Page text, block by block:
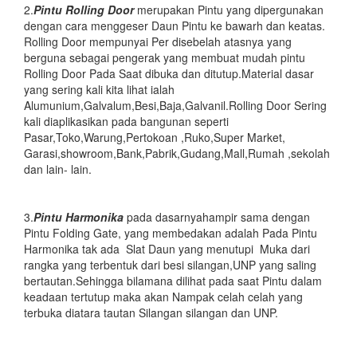
2.Pintu Rolling Doormerupakan Pintu yang dipergunakan
dengan cara menggeser Daun Pintu ke bawarh dan keatas.
Rolling Door mempunyai Per disebelah atasnya yang
berguna sebagai pengerak yang membuat mudah pintu
Rolling Door Pada Saat dibuka dan ditutup.Material dasar
yang sering kali kita lihat ialah
Alumunium,Galvalum,Besi,Baja,Galvanil.Rolling Door Sering
kali diaplikasikan pada bangunan seperti
Pasar,Toko,Warung,Pertokoan ,Ruko,Super Market,
Garasi,showroom,Bank,Pabrik,Gudang,Mall,Rumah ,sekolah
dan lain- lain.
3.Pintu Harmonika pada dasarnyahampir sama dengan
Pintu Folding Gate, yang membedakan adalah Pada Pintu
Harmonika tak ada Slat Daun yang menutupi Muka dari
rangka yang terbentuk dari besi silangan,UNP yang saling
bertautan.Sehingga bilamana dilihat pada saat Pintu dalam
keadaan tertutup maka akan Nampak celah celah yang
terbuka diatara tautan Silangan silangan dan UNP.